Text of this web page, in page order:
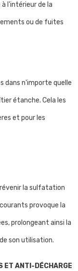
l'intérieur de la
ou de fuites
dans n'importe quelle
étanche. Cela les
et pour les
la sulfatation
provoque la
prolongeant ainsi la
son utilisation.
ET ANTI-DÉCHARGE